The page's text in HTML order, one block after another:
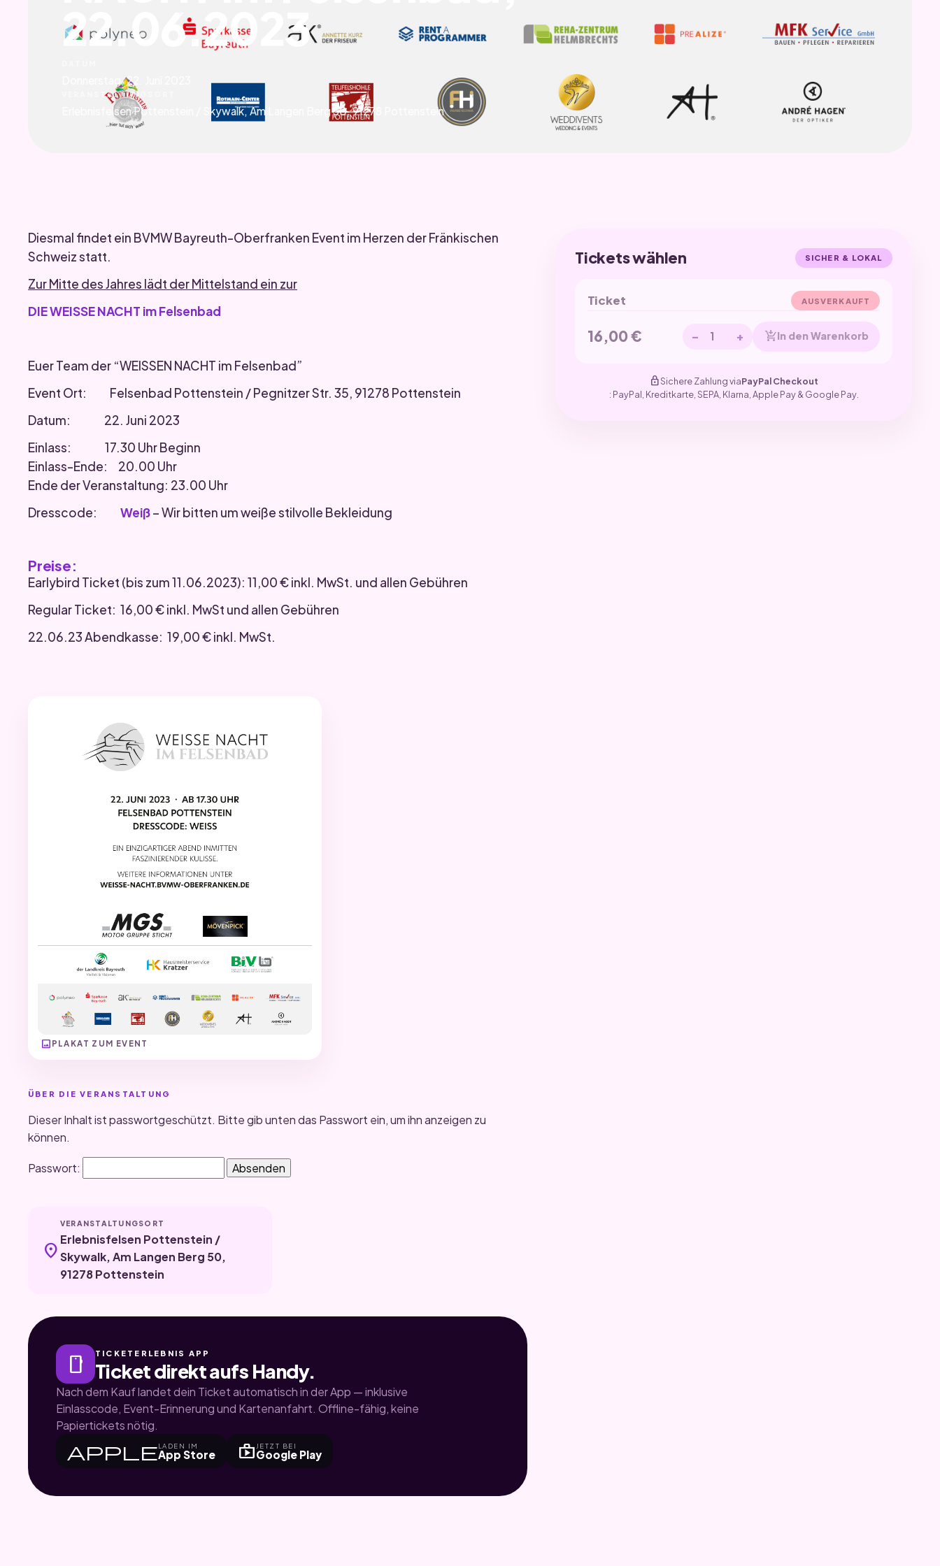
22.06.2023
Donnerstag, 22. Juni 2023
VERANSTALTUNGSORT
Erlebnisfelsen Pottenstein / Skywalk, Am Langen Berg 50, 91278 Pottenstein
Diesmal findet ein BVMW Bayreuth-Oberfranken Event im Herzen der Fränkischen
Schweiz statt.
Zur Mitte des Jahres lädt der Mittelstand ein zur
DIE WEISSE NACHT im Felsenbad
Euer Team der “WEISSEN NACHT im Felsenbad”
Event Ort: Felsenbad Pottenstein / Pegnitzer Str. 35, 91278 Pottenstein
Datum: 22. Juni 2023
Einlass: 17.30 Uhr Beginn
Einlass-Ende: 20.00 Uhr
Ende der Veranstaltung: 23.00 Uhr
Dresscode: Weiß– Wir bitten um weiße stilvolle Bekleidung
Preise:
Earlybird Ticket (bis zum 11.06.2023): 11,00 € inkl. MwSt. und allen Gebühren
Regular Ticket: 16,00 € inkl. MwSt und allen Gebühren
22.06.23 Abendkasse: 19,00 € inkl. MwSt.
image PLAKAT ZUM EVENT
ÜBER DIE VERANSTALTUNG
Dieser Inhalt ist passwortgeschützt. Bitte gib unten das Passwort ein, um ihn anzeigen zu
können.
Passwort:
location_on
VERANSTALTUNGSORT
Erlebnisfelsen Pottenstein /
Skywalk, Am Langen Berg 50,
91278 Pottenstein
smartphone TICKETERLEBNIS APP
Ticket direkt aufs Handy.
Nach dem Kauf landet dein Ticket automatisch in der App — inklusive
Einlasscode, Event-Erinnerung und Kartenanfahrt. Offline-fähig, keine
Papiertickets nötig.
appleLADEN IM
App Store shop JETZT BEI
Google Play
Tickets wählen SICHER & LOKAL
Ticket AUSVERKAUFT
16,00€ − + add_shopping_cartIn den Warenkorb
lockSichere Zahlung viaPayPal Checkout
: PayPal, Kreditkarte, SEPA, Klarna, Apple Pay & Google Pay.